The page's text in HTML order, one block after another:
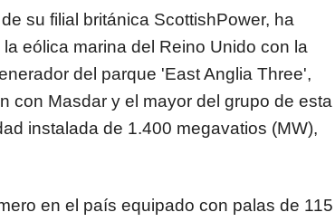
su filial británica ScottishPower, ha
eólica marina del Reino Unido con la
del parque 'East Anglia Three',
con Masdar y el mayor del grupo de esta
instalada de 1.400 megavatios (MW),
en el país equipado con palas de 115